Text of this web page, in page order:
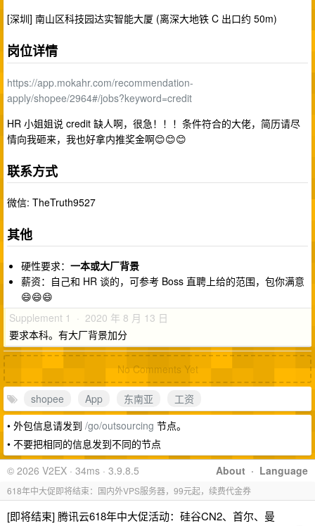
[深圳] 南山区科技园达实智能大厦 (离深大地铁 C 出口约 50m)
岗位详情
https://app.mokahr.com/recommendation-
apply/shopee/2964#/jobs?keyword=credit
HR 小姐姐说 credit 缺人啊，很急！！！条件符合的大佬，简历请尽
情向我砸来，我也好拿内推奖金啊😊😊😊
联系方式
微信: TheTruth9527
其他
硬性要求： 一本或大厂背景
薪资：自己和 HR 谈的，可参考 Boss 直聘上给的范围，包你满意
😄😄😄
Supplement 1 · 2020 年 8 月 13 日
要求本科。有大厂背景加分
No Comments Yet
shopee App 东南亚
工资
• 外包信息请发到 /go/outsourcing 节点。
• 不要把相同的信息发到不同的节点
About · Language
© 2026 V2EX · 34ms · 3.9.8.5
618年中大促即将结束：国内外VPS服务器，99元起，续费代金券
[即将结束] 腾讯云618年中大促活动：硅谷CN2、首尔、曼